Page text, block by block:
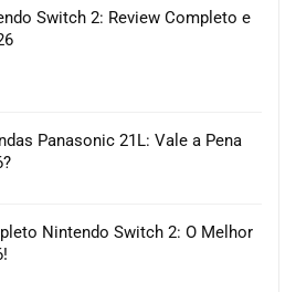
Switch 2: Review Completo e
Panasonic 21L: Vale a Pena
Nintendo Switch 2: O Melhor